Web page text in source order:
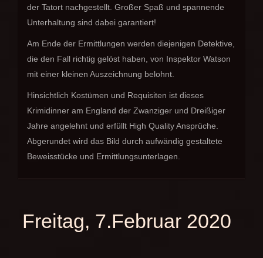
der Tatort nachgestellt. Großer Spaß und spannende
Unterhaltung sind dabei garantiert!
Am Ende der Ermittlungen werden diejenigen Detektive,
die den Fall richtig gelöst haben, von Inspektor Watson
mit einer kleinen Auszeichnung belohnt.
Hinsichtlich Kostümen und Requisiten ist dieses
Krimidinner am England der Zwanziger und Dreißiger
Jahre angelehnt und erfüllt High Quality Ansprüche.
Abgerundet wird das Bild durch aufwändig gestaltete
Beweisstücke und Ermittlungsunterlagen.
Freitag, 7.Februar 2020